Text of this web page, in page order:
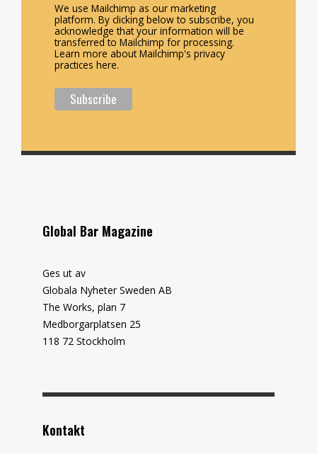
We use Mailchimp as our marketing
platform. By clicking below to subscribe, you
acknowledge that your information will be
transferred to Mailchimp for processing.
Learn more about Mailchimp's privacy
practices here.
Global Bar Magazine
Ges ut av
Globala Nyheter Sweden AB
The Works, plan 7
Medborgarplatsen 25
118 72 Stockholm
Kontakt